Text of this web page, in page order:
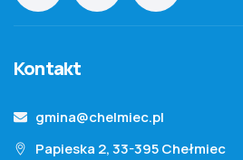
Kontakt
gmina@chelmiec.pl
Papieska 2, 33-395 Chełmiec